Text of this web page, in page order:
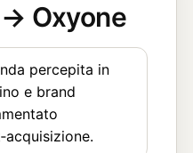
Oxyone
percepita in
e brand